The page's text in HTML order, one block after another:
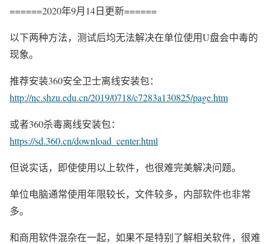
======2020年9月14日更新======
以下两种方法，测试后均无法解决在单位使用U盘会中毒的
现象。
推荐安装360安全卫士离线安装包：
http://nc.shzu.edu.cn/2019/0718/c7283a130825/page.htm
或者360杀毒离线安装包：
https://sd.360.cn/download_center.html
但说实话，即使使用以上软件，也很难完美解决问题。
单位电脑通常使用年限较长，文件较多，内部软件也非常
多。
和商用软件混杂在一起，如果不是特别了解相关软件，很难